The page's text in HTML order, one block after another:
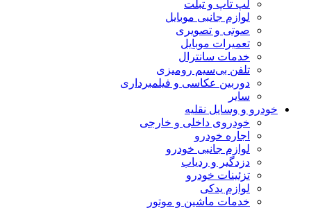
لپ تاپ و تبلت
لوازم جانبی موبایل
صوتی و تصویری
تعمیرات موبایل
خدمات سانترال
تلفن بی‌سیم رومیزی
دوربین عکاسی و فیلمبرداری
سایر
خودرو و وسایل نقلیه
خودروی داخلی و خارجی
اجاره خودرو
لوازم جانبی خودرو
دزدگیر و ردیاب
تزئینات خودرو
لوازم یدکی
خدمات ماشین و موتور